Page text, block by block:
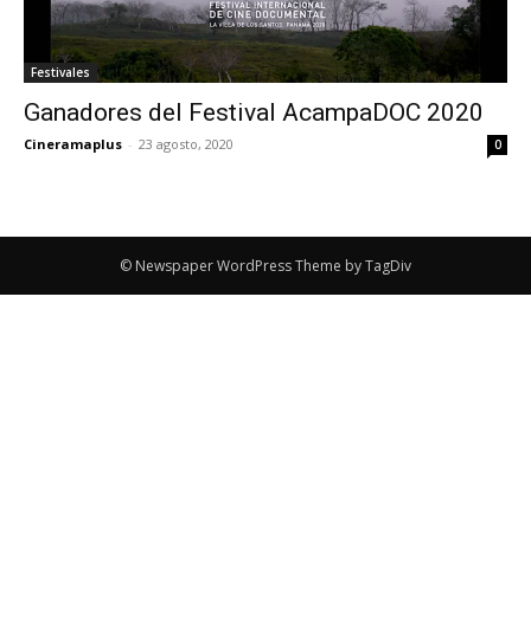
Festivales
Ganadores del Festival AcampaDOC 2020
Cineramaplus - 23 agosto, 2020 0
© Newspaper WordPress Theme by TagDiv